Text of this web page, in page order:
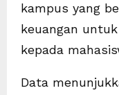
kampus yang
keuangan
kepada
Data